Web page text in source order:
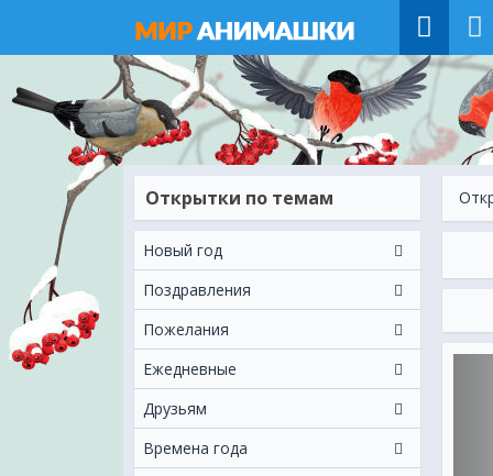
Открытки по темам
Новый год
Поздравления
Пожелания
Ежeдневные
Друзьям
Времена года